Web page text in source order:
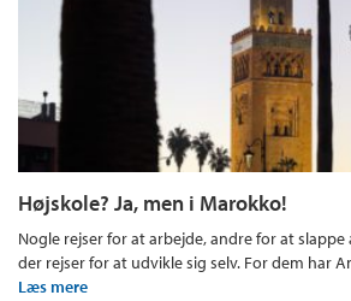
Højskole? Ja, men i Marokko!
Nogle rejser for at arbejde, andre for at slappe
der rejser for at udvikle sig selv. For dem har
Læs mere